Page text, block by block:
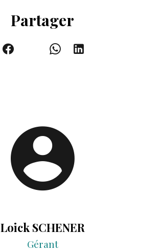
Partager
Loick SCHENER
Gérant